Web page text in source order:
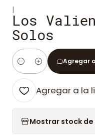
|
Los
Solos
Cantidad
Agregar
Agregar a la
Mostrar stock